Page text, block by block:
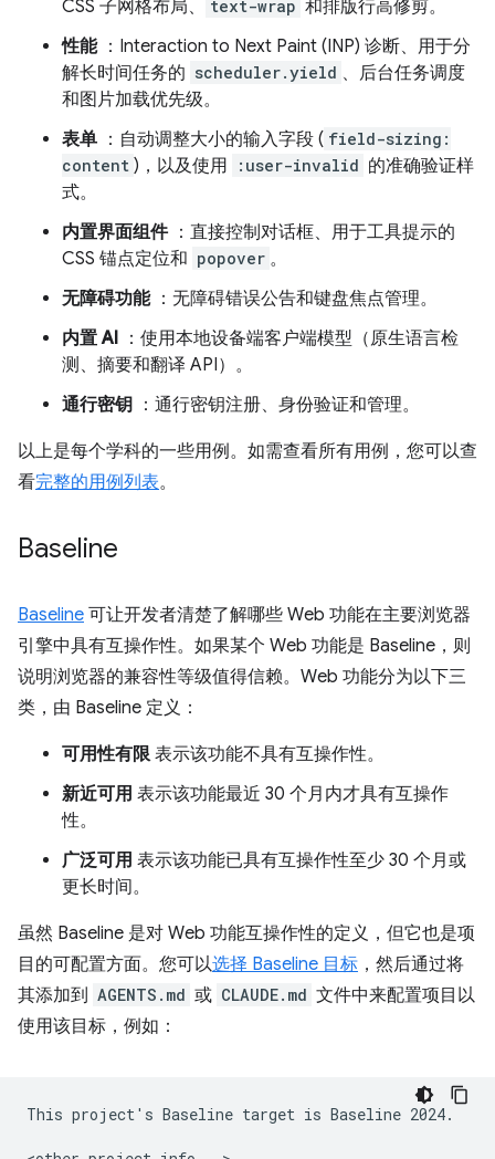
CSS 子网格布局、 text-wrap 和排版行高修剪。
性能：Interaction to Next Paint (INP) 诊断、用于分
解长时间任务的 scheduler.yield 、后台任务调度
和图片加载优先级。
表单 ：自动调整大小的输入字段 ( field-sizing:
content )，以及使用 :user-invalid 的准确验证样
式。
内置界面组件：直接控制对话框、用于工具提示的
CSS 锚点定位和 popover 。
无障碍功能：无障碍错误公告和键盘焦点管理。
内置 AI ：使用本地设备端客户端模型（原生语言检
测、摘要和翻译 API）。
通行密钥 ：通行密钥注册、身份验证和管理。
以上是每个学科的一些用例。如需查看所有用例，您可以查
看完整的用例列表。
Baseline
Baseline 可让开发者清楚了解哪些 Web 功能在主要浏览器
引擎中具有互操作性。如果某个 Web 功能是 Baseline，则
说明浏览器的兼容性等级值得信赖。Web 功能分为以下三
类，由 Baseline 定义：
可用性有限表示该功能不具有互操作性。
新近可用 表示该功能最近 30 个月内才具有互操作
性。
广泛可用 表示该功能已具有互操作性至少 30 个月或
更长时间。
虽然 Baseline 是对 Web 功能互操作性的定义，但它也是项
目的可配置方面。您可以选择 Baseline 目标 ，然后通过将
其添加到 AGENTS.md 或 CLAUDE.md 文件中来配置项目以
使用该目标，例如：
This project's Baseline target is Baseline 2024.